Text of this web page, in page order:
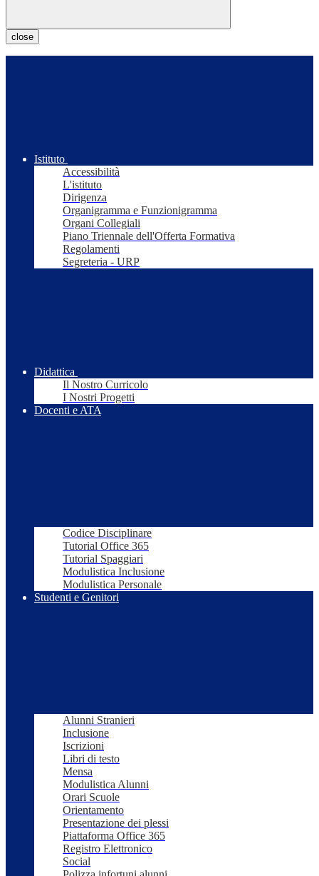
close
Istituto
Accessibilità
L'istituto
Dirigenza
Organigramma e Funzionigramma
Organi Collegiali
Piano Triennale dell'Offerta Formativa
Regolamenti
Segreteria - URP
Didattica
Il Nostro Curricolo
I Nostri Progetti
Docenti e ATA
Codice Disciplinare
Tutorial Office 365
Tutorial Spaggiari
Modulistica Inclusione
Modulistica Personale
Studenti e Genitori
Alunni Stranieri
Inclusione
Iscrizioni
Libri di testo
Mensa
Modulistica Alunni
Orari Scuole
Orientamento
Presentazione dei plessi
Piattaforma Office 365
Registro Elettronico
Social